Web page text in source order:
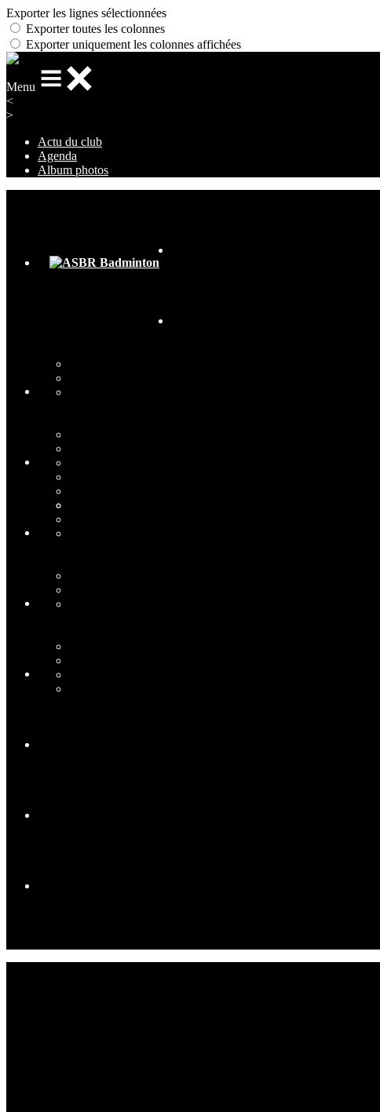
Exporter les lignes sélectionnées
Exporter toutes les colonnes
Exporter uniquement les colonnes affichées
Menu
<
>
Actu du club
Agenda
Album photos